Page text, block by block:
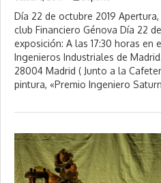
f
e
b
r
e
r
o
2
2
0
Día 22 de octubre 2019
club Financiero Génova Día 22
exposición: A las 17:30 horas en
Ingenieros Industriales de
28004 Madrid ( Junto a la
pintura, «Premio Ingeniero